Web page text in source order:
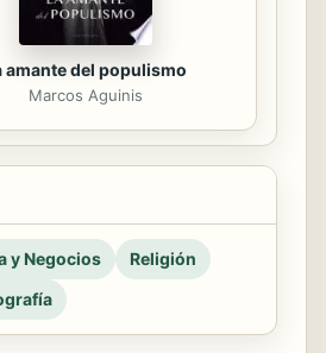
amante del populismo
Marcos Aguinis
y Negocios
Religión